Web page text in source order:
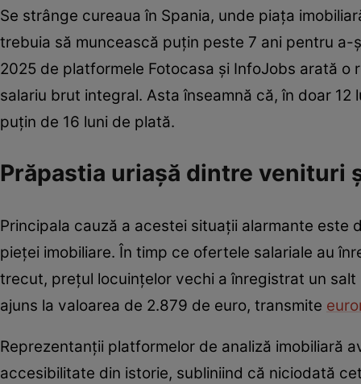
Se strânge cureaua în Spania, unde piața
trebuia să muncească puțin peste 7 ani pentru
2025 de platformele Fotocasa și InfoJobs arată
salariu brut integral. Asta înseamnă că, în doar
puțin de 16 luni de plată.
Prăpastia uriașă dintre venituri
Principala cauză a acestei situații alarmante
pieței imobiliare. În timp ce ofertele salariale au
trecut, prețul locuințelor vechi a înregistrat un
ajuns la valoarea de 2.879 de euro, transmite
Reprezentanții platformelor de analiză imobiliară
accesibilitate din istorie, subliniind că niciodată